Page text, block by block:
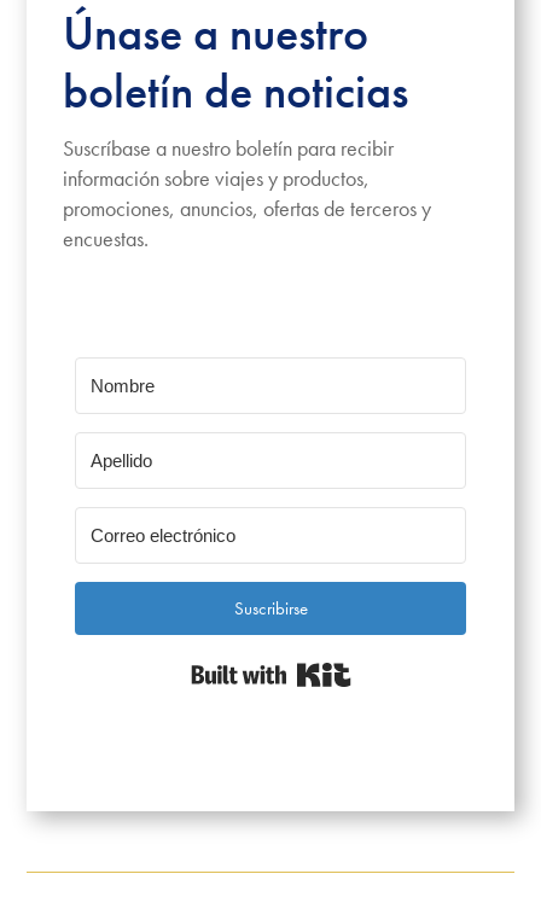
Únase a nuestro
boletín de noticias
Suscríbase a nuestro boletín para recibir
información sobre viajes y productos,
promociones, anuncios, ofertas de terceros y
encuestas.
Suscribirse